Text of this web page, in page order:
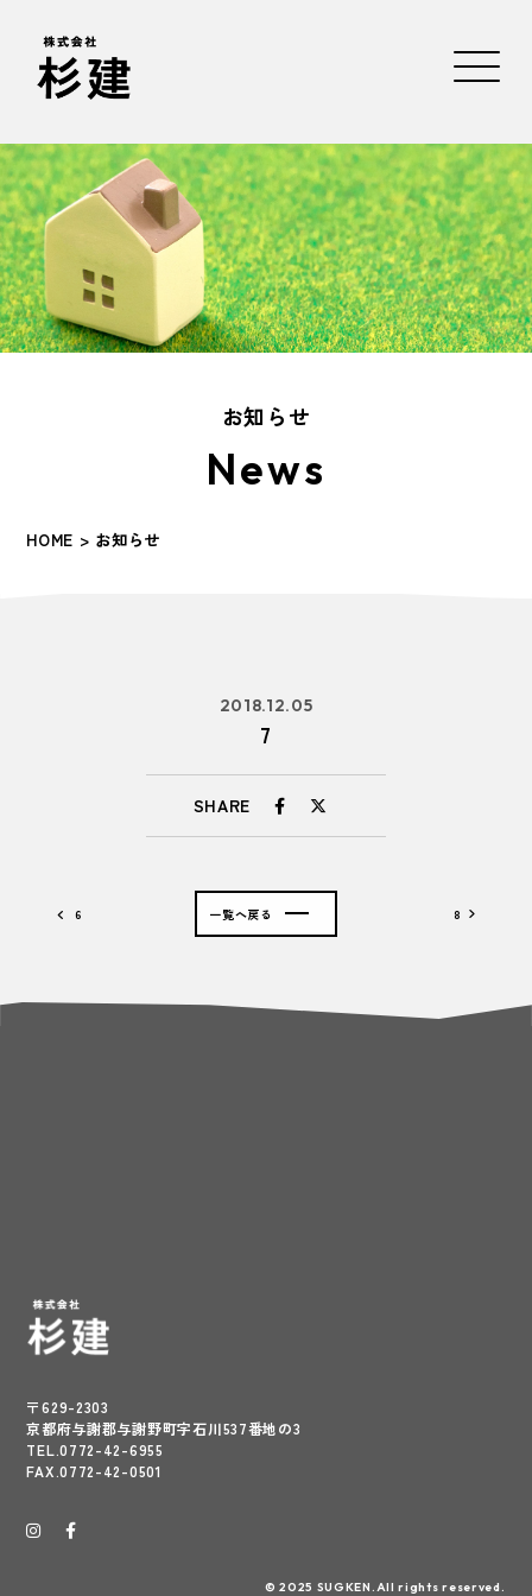
お知らせ
News
HOME > お知らせ
2018.12.05
7
SHARE
6 8
一覧へ戻る
〒629-2303
京都府与謝郡与謝野町字石川537番地の3
TEL.0772-42-6955
FAX.0772-42-0501
© 2025 SUGKEN.All rights reserved.